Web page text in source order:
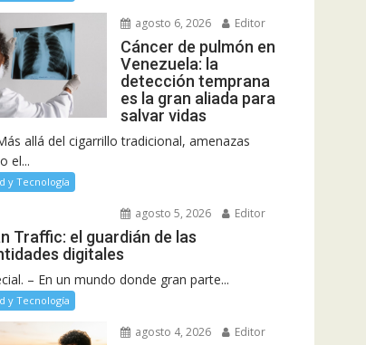
agosto 6, 2026 Editor
Cáncer de pulmón en
Venezuela: la
detección temprana
es la gran aliada para
salvar vidas
allá del cigarrillo tradicional, amenazas
el...
y Tecnología
agosto 5, 2026 Editor
Traffic: el guardián de las
digitales
– En un mundo donde gran parte...
y Tecnología
agosto 4, 2026 Editor